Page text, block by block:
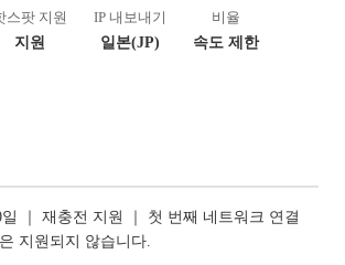
스팟 지원
지원
IP 내보내기
일본(JP)
비율
속도 제한
｜ 재충전 지원 ｜ 첫 번째 네트워크 연결
지원되지 않습니다.